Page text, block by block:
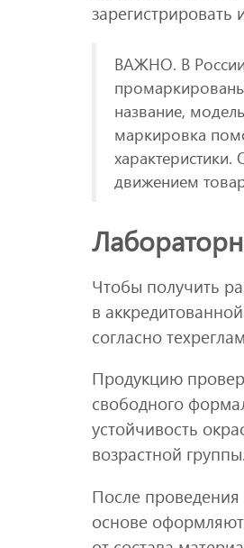
зарегистрировать
ВАЖНО. В России
название,
маркировка
движением
Чтобы получить
в
согласно
Продукцию
свободного
устойчивость
возрастной
После проведения
основе